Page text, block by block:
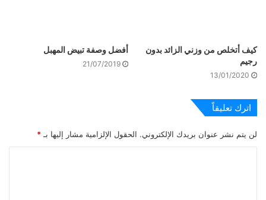
كيف أتخلص من وزني الزائد بدون
رجيم
13/01/2020
أفضل وصفة تبيض المهبل
21/07/2019
اترك تعليقاً
لن يتم نشر عنوان بريدك الإلكتروني. الحقول الإلزامية مشار إليها بـ *